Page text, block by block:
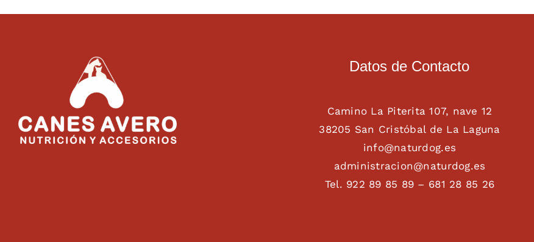
Datos de Contacto
Camino La Piterita 107, nave 12
38205 San Cristóbal de La Laguna
info@naturdog.es
administracion@naturdog.es
Tel. 922 89 85 89 – 681 28 85 26